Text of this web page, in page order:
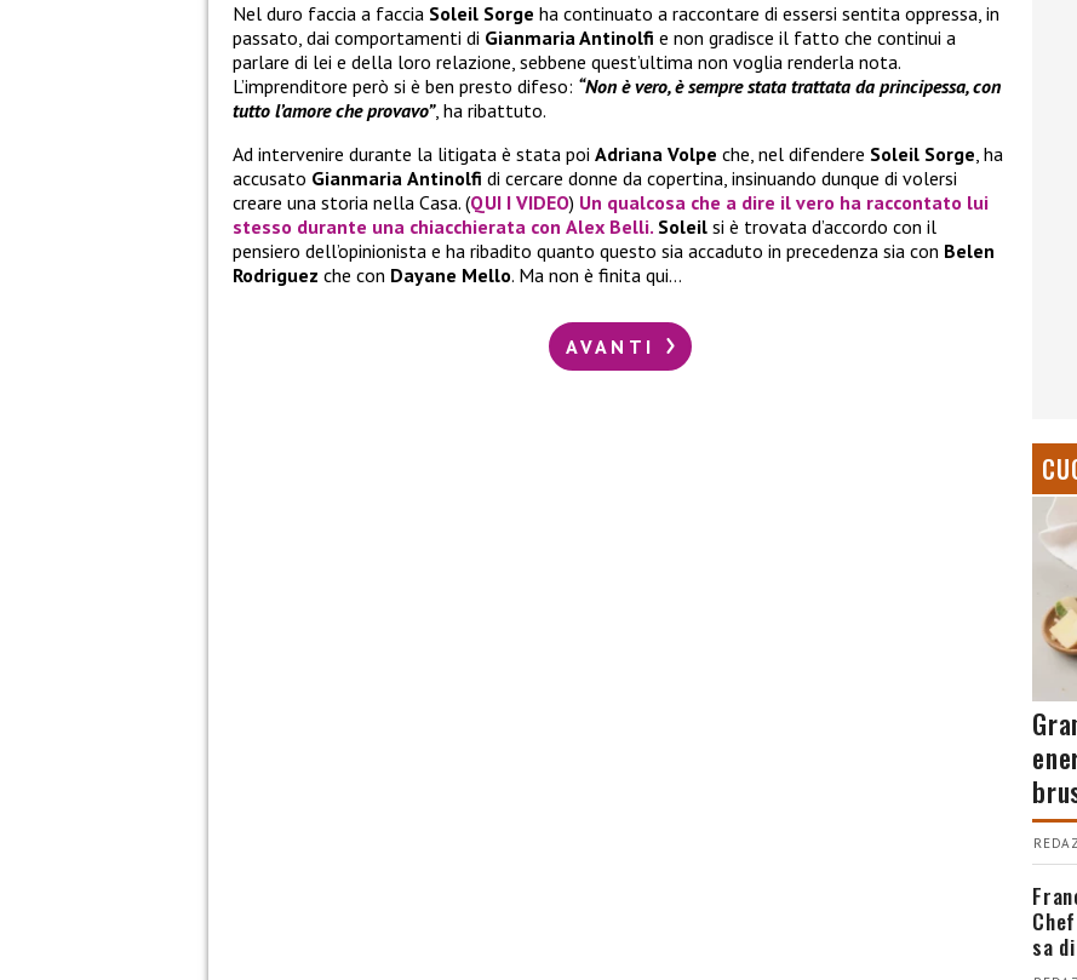
Nel duro faccia a faccia Soleil Sorge ha continuato a raccontare di essersi sentita oppressa, in
passato, dai comportamenti di Gianmaria Antinolfi e non gradisce il fatto che continui a
parlare di lei e della loro relazione, sebbene quest’ultima non voglia renderla nota.
L’imprenditore però si è ben presto difeso: “Non è vero, è sempre stata trattata da principessa, con
tutto l’amore che provavo”, ha ribattuto.
Ad intervenire durante la litigata è stata poi Adriana Volpe che, nel difendere Soleil Sorge, ha
accusato Gianmaria Antinolfi di cercare donne da copertina, insinuando dunque di volersi
creare una storia nella Casa. (QUI I VIDEO) Un qualcosa che a dire il vero ha raccontato lui
stesso durante una chiacchierata con Alex Belli. Soleil si è trovata d’accordo con il
pensiero dell’opinionista e ha ribadito quanto questo sia accaduto in precedenza sia con Belen
Rodriguez che con Dayane Mello. Ma non è finita qui…
AVANTI
sa